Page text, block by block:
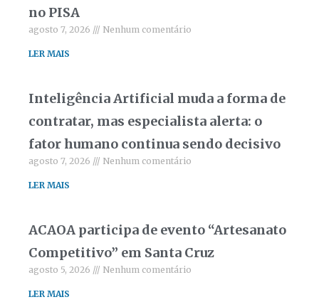
no PISA
agosto 7, 2026 Nenhum comentário
LER MAIS
Inteligência Artificial muda a forma de
contratar, mas especialista alerta: o
fator humano continua sendo decisivo
agosto 7, 2026 Nenhum comentário
LER MAIS
ACAOA participa de evento “Artesanato
Competitivo” em Santa Cruz
agosto 5, 2026 Nenhum comentário
LER MAIS